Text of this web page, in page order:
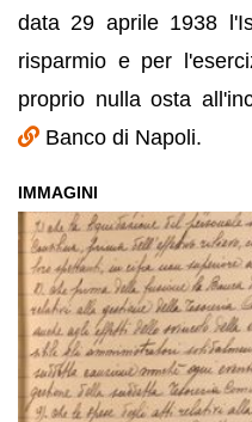
data 29 aprile 1938
risparmio e per
proprio nulla osta
Banco di Napoli.
IMMAGINI